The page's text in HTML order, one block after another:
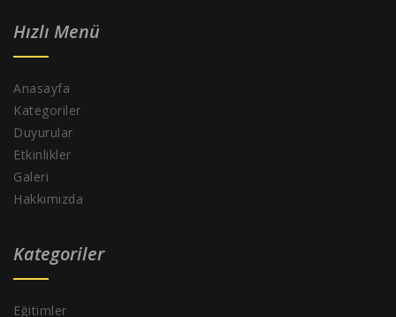
Hızlı Menü
Anasayfa
Kategoriler
Duyurular
Etkinlikler
Galeri
Hakkımızda
Kategoriler
Eğitimler